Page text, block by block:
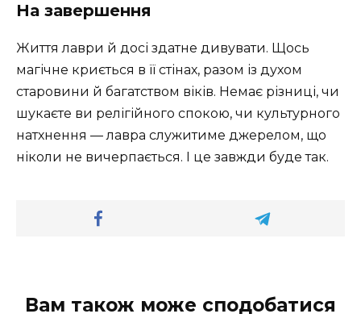
На завершення
Життя лаври й досі здатне дивувати. Щось
магічне криється в її стінах, разом із духом
старовини й багатством віків. Немає різниці, чи
шукаєте ви релігійного спокою, чи культурного
натхнення — лавра служитиме джерелом, що
ніколи не вичерпається. І це завжди буде так.
Вам також може сподобатися